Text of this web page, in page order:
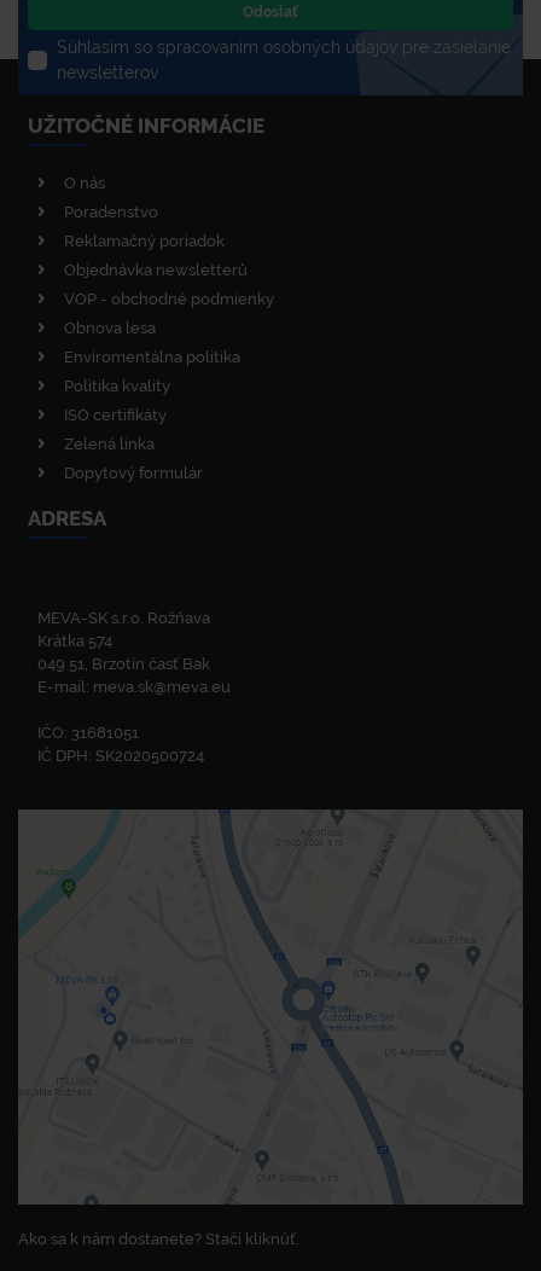
Odoslať
Súhlasím so spracovaním osobných údajov pre zasielanie
newsletterov
UŽITOČNÉ INFORMÁCIE
O nás
Poradenstvo
Reklamačný poriadok
Objednávka newsletterů
VOP - obchodné podmienky
Obnova lesa
Enviromentálna politika
Politika kvality
ISO certifikáty
Zelená linka
Dopytový formulár
ADRESA
MEVA-SK s.r.o. Rožňava
Krátka 574
049 51, Brzotín časť Bak
E-mail: meva.sk@meva.eu
IČO: 31681051
IČ DPH: SK2020500724
Ako sa k nám dostanete? Stačí kliknúť.